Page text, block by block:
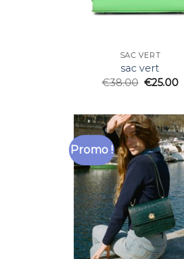
SAC VERT
sac vert
€38.00 €25.00
Promo !